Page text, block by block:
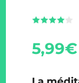
5,99€